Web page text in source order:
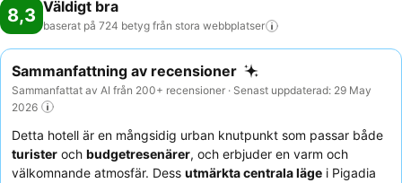
8,3 Väldigt bra
baserat på 724 betyg från stora webbplatser
Sammanfattning av recensioner
Sammanfattat av AI från 200+ recensioner · Senast uppdaterad: 29 May
2026
Detta hotell är en mångsidig urban knutpunkt som passar både
turister och budgetresenärer, och erbjuder en varm och
välkomnande atmosfär. Dess utmärkta centrala läge i Pigadia